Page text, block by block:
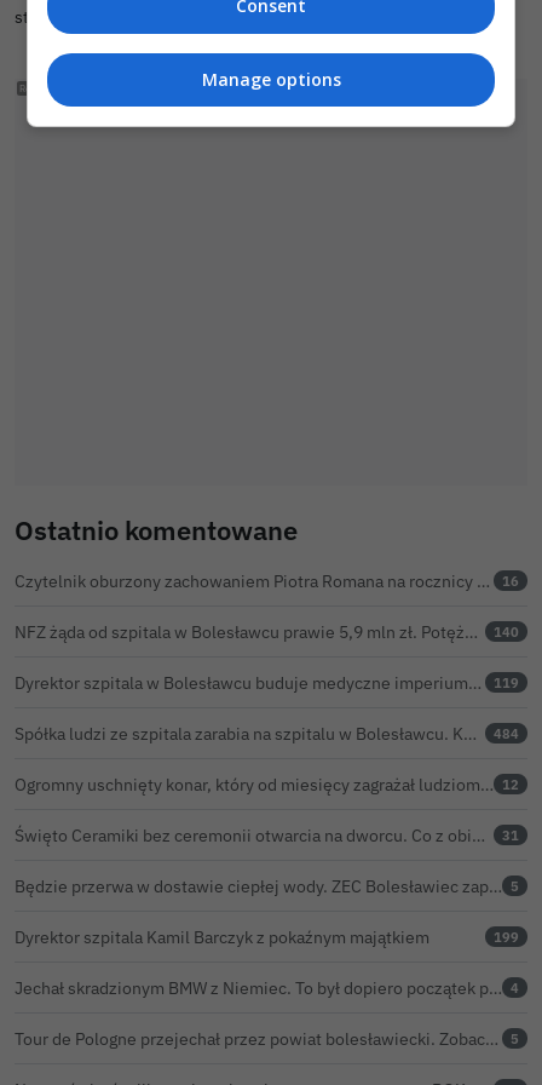
Ostatnio komentowane
Czytelnik oburzony zachowaniem Piotra Romana na rocznicy prezydentury Karola Nawrockiego. Obejrzeliśmy nagranie 16
NFZ żąda od szpitala w Bolesławcu prawie 5,9 mln zł. Potężny cios po kontroli rozliczeń 140
Dyrektor szpitala w Bolesławcu buduje medyczne imperium. „Gazeta Wyborcza” opisuje jego działalność w całej Polsce 119
Spółka ludzi ze szpitala zarabia na szpitalu w Bolesławcu. Kwoty pozostają tajne 484
Ogromny uschnięty konar, który od miesięcy zagrażał ludziom w Bolesławcu, wycięty 12
Święto Ceramiki bez ceremonii otwarcia na dworcu. Co z obietnicą prezydenta Bolesławca? 31
Będzie przerwa w dostawie ciepłej wody. ZEC Bolesławiec zapowiada prace remontowe 5
Dyrektor szpitala Kamil Barczyk z pokaźnym majątkiem 199
Jechał skradzionym BMW z Niemiec. To był dopiero początek problemów 33-latka 4
Tour de Pologne przejechał przez powiat bolesławiecki. Zobacz wideo z Zebrzydowej 5
stały podpis,
Consent
Manage options